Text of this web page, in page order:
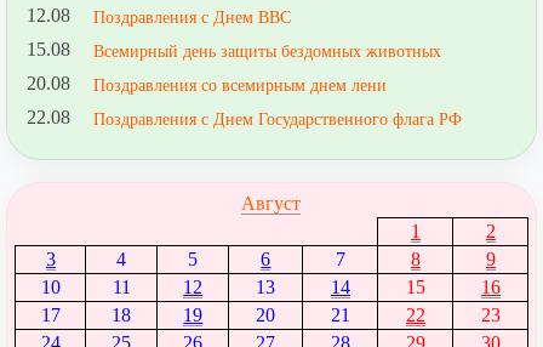
12.08 Поздравления с Днем ВВС
15.08 Всемирный день защиты бездомных животных
20.08 Поздравления со всемирным днем лени
22.08 Поздравления с Днем Государственного флага РФ
Август
1
2
3
4 5 6 7 8
9
10
11 12 13 14 15
16
17
18 19 20 21 22
23
24
25 26 27 28 29 30